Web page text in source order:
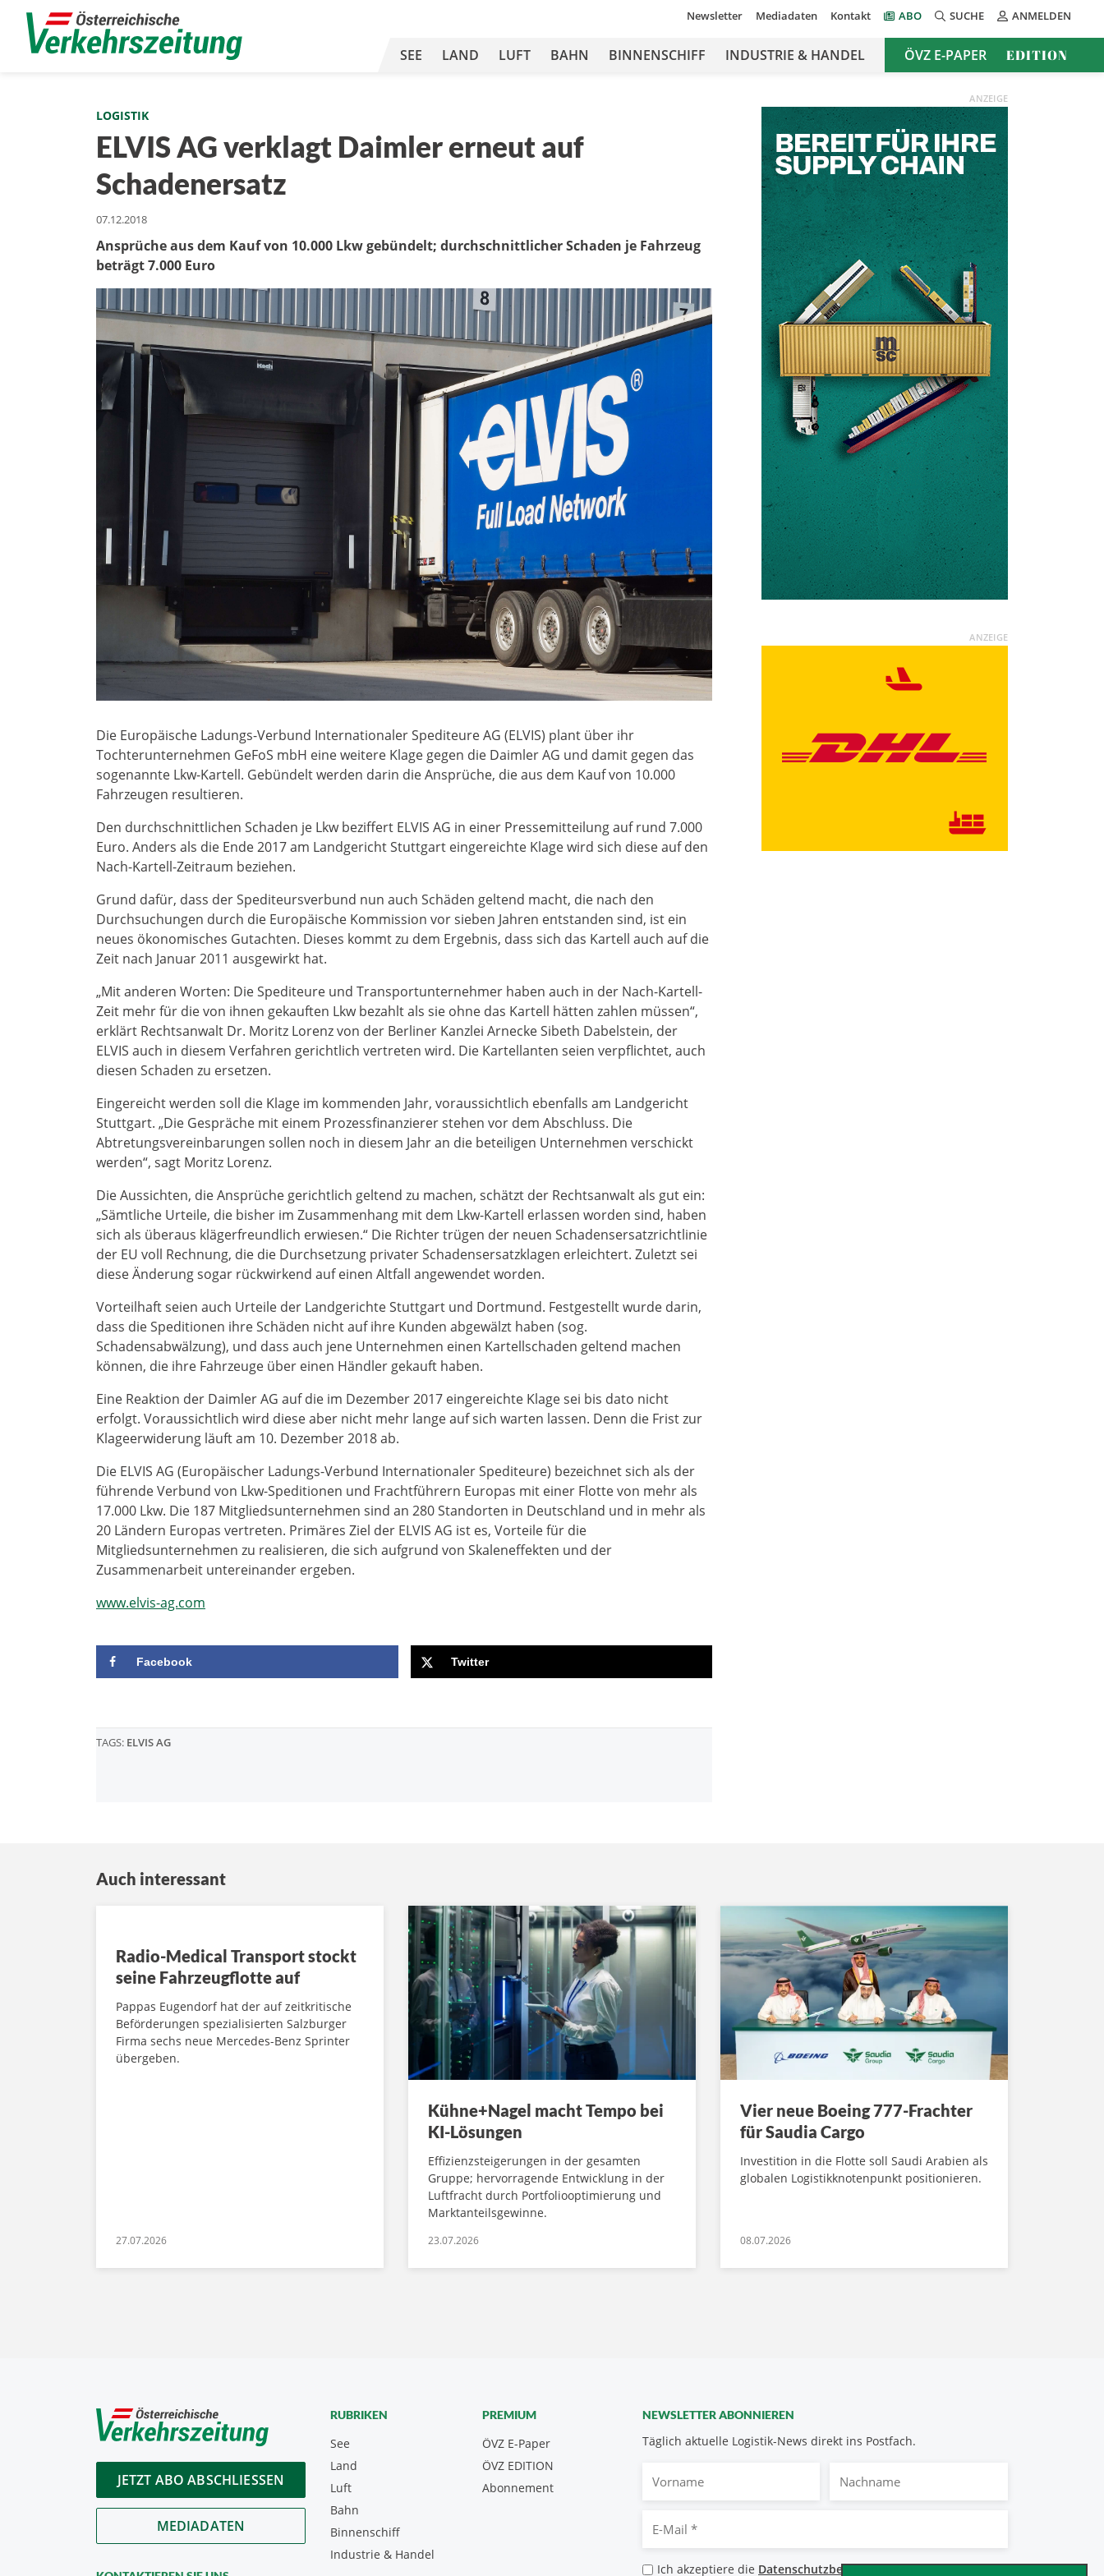
Newsletter Mediadaten Kontakt ABO SUCHE ANMELDEN
SEE LAND LUFT BAHN BINNENSCHIFF INDUSTRIE & HANDEL ÖVZ E-PAPER EDITION
LOGISTIK
ELVIS AG verklagt Daimler erneut auf
Schadenersatz
07.12.2018
Ansprüche aus dem Kauf von 10.000 Lkw gebündelt; durchschnittlicher Schaden je Fahrzeug
beträgt 7.000 Euro
Die Europäische Ladungs-Verbund Internationaler Spediteure AG (ELVIS) plant über ihr
Tochterunternehmen GeFoS mbH eine weitere Klage gegen die Daimler AG und damit gegen das
sogenannte Lkw-Kartell. Gebündelt werden darin die Ansprüche, die aus dem Kauf von 10.000
Fahrzeugen resultieren.
Den durchschnittlichen Schaden je Lkw beziffert ELVIS AG in einer Pressemitteilung auf rund 7.000
Euro. Anders als die Ende 2017 am Landgericht Stuttgart eingereichte Klage wird sich diese auf den
Nach-Kartell-Zeitraum beziehen.
Grund dafür, dass der Spediteursverbund nun auch Schäden geltend macht, die nach den
Durchsuchungen durch die Europäische Kommission vor sieben Jahren entstanden sind, ist ein
neues ökonomisches Gutachten. Dieses kommt zu dem Ergebnis, dass sich das Kartell auch auf die
Zeit nach Januar 2011 ausgewirkt hat.
„Mit anderen Worten: Die Spediteure und Transportunternehmer haben auch in der Nach-Kartell-
Zeit mehr für die von ihnen gekauften Lkw bezahlt als sie ohne das Kartell hätten zahlen müssen“,
erklärt Rechtsanwalt Dr. Moritz Lorenz von der Berliner Kanzlei Arnecke Sibeth Dabelstein, der
ELVIS auch in diesem Verfahren gerichtlich vertreten wird. Die Kartellanten seien verpflichtet, auch
diesen Schaden zu ersetzen.
Eingereicht werden soll die Klage im kommenden Jahr, voraussichtlich ebenfalls am Landgericht
Stuttgart. „Die Gespräche mit einem Prozessfinanzierer stehen vor dem Abschluss. Die
Abtretungsvereinbarungen sollen noch in diesem Jahr an die beteiligen Unternehmen verschickt
werden“, sagt Moritz Lorenz.
Die Aussichten, die Ansprüche gerichtlich geltend zu machen, schätzt der Rechtsanwalt als gut ein:
„Sämtliche Urteile, die bisher im Zusammenhang mit dem Lkw-Kartell erlassen worden sind, haben
sich als überaus klägerfreundlich erwiesen.“ Die Richter trügen der neuen Schadensersatzrichtlinie
der EU voll Rechnung, die die Durchsetzung privater Schadensersatzklagen erleichtert. Zuletzt sei
diese Änderung sogar rückwirkend auf einen Altfall angewendet worden.
Vorteilhaft seien auch Urteile der Landgerichte Stuttgart und Dortmund. Festgestellt wurde darin,
dass die Speditionen ihre Schäden nicht auf ihre Kunden abgewälzt haben (sog.
Schadensabwälzung), und dass auch jene Unternehmen einen Kartellschaden geltend machen
können, die ihre Fahrzeuge über einen Händler gekauft haben.
Eine Reaktion der Daimler AG auf die im Dezember 2017 eingereichte Klage sei bis dato nicht
erfolgt. Voraussichtlich wird diese aber nicht mehr lange auf sich warten lassen. Denn die Frist zur
Klageerwiderung läuft am 10. Dezember 2018 ab.
Die ELVIS AG (Europäischer Ladungs-Verbund Internationaler Spediteure) bezeichnet sich als der
führende Verbund von Lkw-Speditionen und Frachtführern Europas mit einer Flotte von mehr als
17.000 Lkw. Die 187 Mitgliedsunternehmen sind an 280 Standorten in Deutschland und in mehr als
20 Ländern Europas vertreten. Primäres Ziel der ELVIS AG ist es, Vorteile für die
Mitgliedsunternehmen zu realisieren, die sich aufgrund von Skaleneffekten und der
Zusammenarbeit untereinander ergeben.
www.elvis-ag.com
Facebook Twitter
TAGS: ELVIS AG
ANZEIGE
ANZEIGE
Auch interessant
Radio-Medical Transport stockt
seine Fahrzeugflotte auf
Pappas Eugendorf hat der auf zeitkritische
Beförderungen spezialisierten Salzburger
Firma sechs neue Mercedes-Benz Sprinter
übergeben.
27.07.2026
Kühne+Nagel macht Tempo bei
KI-Lösungen
Effizienzsteigerungen in der gesamten
Gruppe; hervorragende Entwicklung in der
Luftfracht durch Portfoliooptimierung und
Marktanteilsgewinne.
23.07.2026
Vier neue Boeing 777-Frachter
für Saudia Cargo
Investition in die Flotte soll Saudi Arabien als
globalen Logistikknotenpunkt positionieren.
08.07.2026
JETZT ABO ABSCHLIESSEN
MEDIADATEN
NEWSLETTER ABONNIEREN
Täglich aktuelle Logistik-News direkt ins Postfach.
Mail
Datenschutzbestimmungen
Ich akzeptiere die Datenschutzbestimmungen.*
RUBRIKEN
See
Land
Luft
Bahn
Binnenschiff
Industrie & Handel
PREMIUM
ÖVZ E-Paper
Abonnement
ÖVZ EDITION